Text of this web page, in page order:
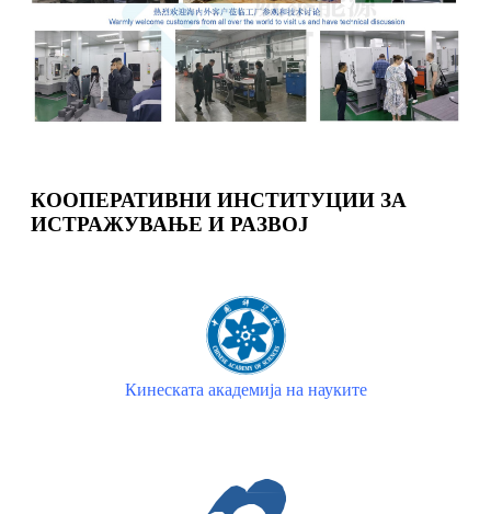
КООПЕРАТИВНИ ИНСТИТУЦИИ ЗА
ИСТРАЖУВАЊЕ И РАЗВОЈ
Кинеската академија на науките